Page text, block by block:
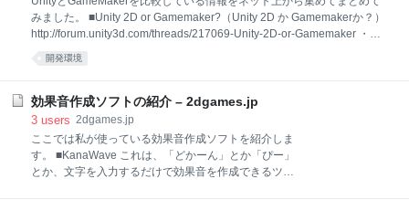
いたい場合には、座標の情報などが必要になります）
他に、スタティックな属性として、 BLACK NONE
は、BLACKが「-1」でWHITE「1」となっているとこ
る場合、-1をかけるだけでよいため、このようにして
います。 もう一つのポイ
みました。 ■Unity 2D or Gamemaker?（Unity 2D か Gamemakerか？）
http://forum.unity3d.com/threads/217069-Unity-2D-or-Gamemaker ・
underlordgc (質問者) 皆さんこんにちは。私はUnityと2Dの学習をするけ
ど、Unity2Dの代わりにGamemakerを使おうかと考えているんだ。私の
ぶのに良いかどうかわからないけど）。 Gamemakerで2Dゲームを作る
ときのメリットや、Unityでないとできないことがあれば教えてほしいと
思う。 ・J. A. Whye 私の友人はGamemakerでとてもクールなゲームを
作っている。それを見てGMは本物
開発環境
効果音作成ソフトの紹介 – 2dgames.jp
3 users 2dgames.jp
ここでは私が使っている効果音作成ソフトを紹介しま
す。 ■KanaWave これは、「どかーん」とか「ぴー」
とか、文字を入力するだけで効果音を作成できるツー